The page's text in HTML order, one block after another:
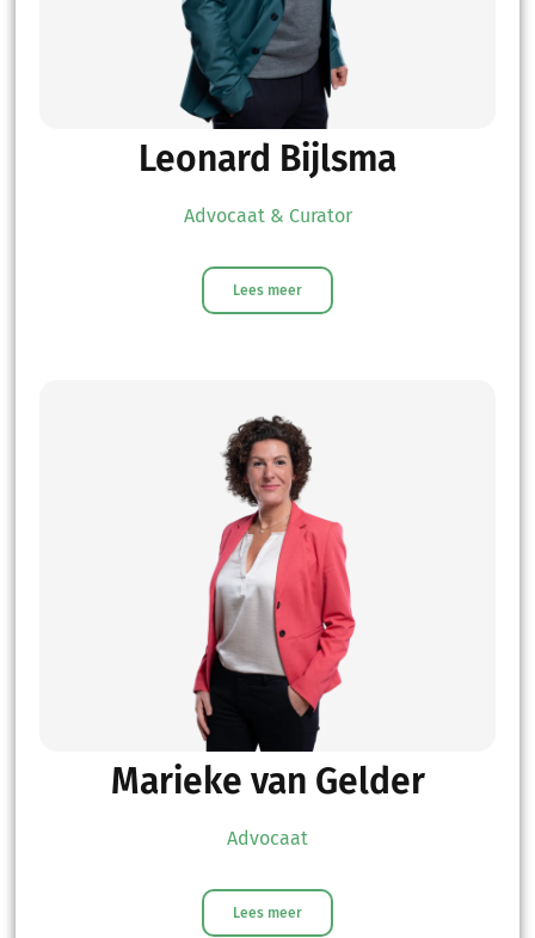
Leonard Bijlsma
Advocaat & Curator
Lees meer
Marieke van Gelder
Advocaat
Lees meer